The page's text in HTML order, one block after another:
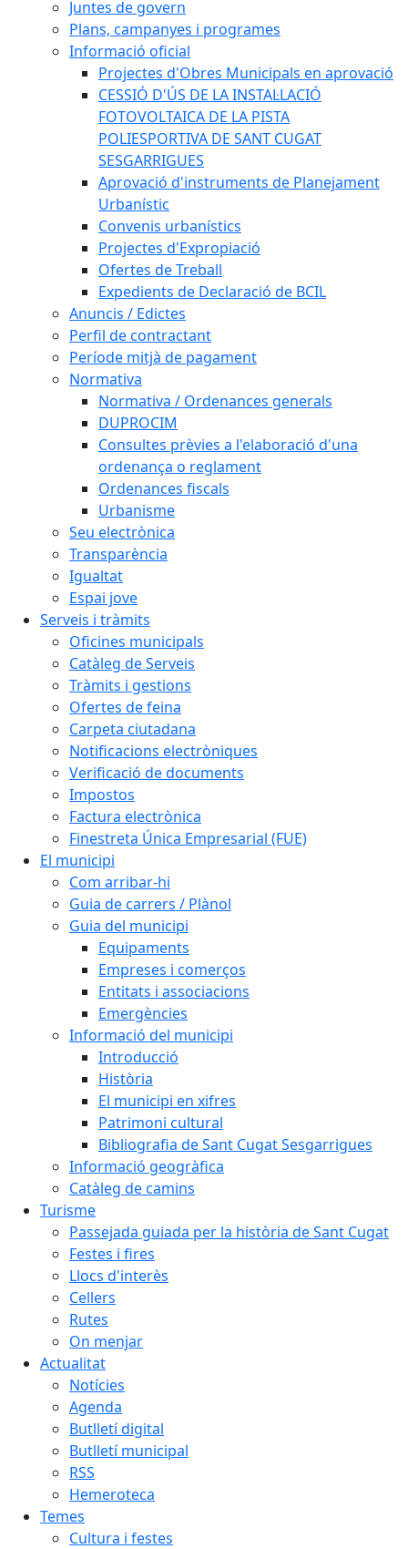
Juntes de govern
Plans, campanyes i programes
Informació oficial
Projectes d'Obres Municipals en aprovació
CESSIÓ D'ÚS DE LA INSTAL·LACIÓ
FOTOVOLTAICA DE LA PISTA
POLIESPORTIVA DE SANT CUGAT
SESGARRIGUES
Aprovació d'instruments de Planejament
Urbanístic
Convenis urbanístics
Projectes d'Expropiació
Ofertes de Treball
Expedients de Declaració de BCIL
Anuncis / Edictes
Perfil de contractant
Període mitjà de pagament
Normativa
Normativa / Ordenances generals
DUPROCIM
Consultes prèvies a l'elaboració d'una
ordenança o reglament
Ordenances fiscals
Urbanisme
Seu electrònica
Transparència
Igualtat
Espai jove
Serveis i tràmits
Oficines municipals
Catàleg de Serveis
Tràmits i gestions
Ofertes de feina
Carpeta ciutadana
Notificacions electròniques
Verificació de documents
Impostos
Factura electrònica
Finestreta Única Empresarial (FUE)
El municipi
Com arribar-hi
Guia de carrers / Plànol
Guia del municipi
Equipaments
Empreses i comerços
Entitats i associacions
Emergències
Informació del municipi
Introducció
Història
El municipi en xifres
Patrimoni cultural
Bibliografia de Sant Cugat Sesgarrigues
Informació geogràfica
Catàleg de camins
Turisme
Passejada guiada per la història de Sant Cugat
Festes i fires
Llocs d'interès
Cellers
Rutes
On menjar
Actualitat
Notícies
Agenda
Butlletí digital
Butlletí municipal
RSS
Hemeroteca
Temes
Cultura i festes